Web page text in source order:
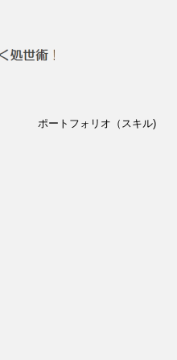
ポートフォリオ（スキル)